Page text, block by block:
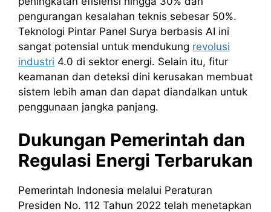
pengurangan kesalahan teknis sebesar 50%.
Teknologi Pintar Panel Surya berbasis AI ini
sangat potensial untuk mendukung revolusi
industri 4.0 di sektor energi. Selain itu, fitur
keamanan dan deteksi dini kerusakan membuat
sistem lebih aman dan dapat diandalkan untuk
penggunaan jangka panjang.
Dukungan Pemerintah dan
Regulasi Energi Terbarukan
Pemerintah Indonesia melalui Peraturan
Presiden No. 112 Tahun 2022 telah menetapkan